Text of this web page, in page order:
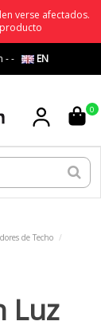
verse afectados.
-- EN
0
de Techo
Luz